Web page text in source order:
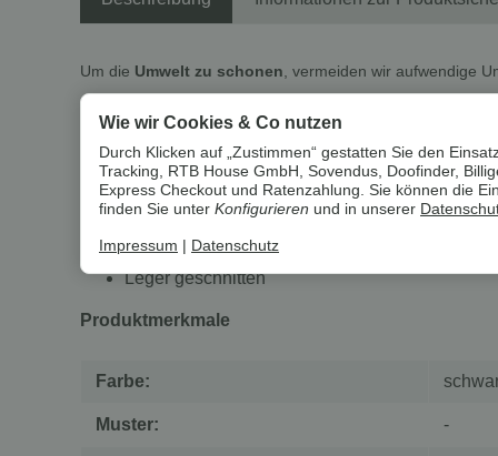
Um die Umwelt zu schonen, vermeiden wir aufwendige
esmara® Damen Doppelreihiger
Eigenschaften
Mit Reverskragen, geprägten Goldknöpfen und
Leger geschnitten
Produktmerkmale
Farbe:
Muster: -
Wie wir Cookies & Co nutzen
Durch Klicken auf „Zustimmen“ gestatten Sie den
Tracking, RTB House GmbH, Sovendus, Doofinder,
Express Checkout und Ratenzahlung. Sie können die
finden Sie unter Konfigurieren und in unserer
Impressum | Datenschutz